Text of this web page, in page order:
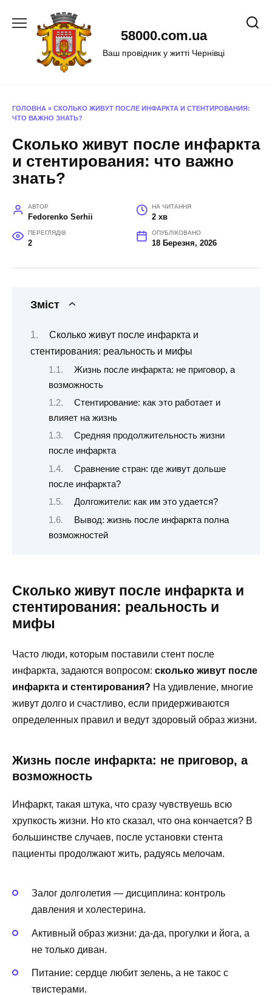
58000.com.ua
Ваш провідник у житті Чернівці
ГОЛОВНА » СКОЛЬКО ЖИВУТ ПОСЛЕ ИНФАРКТА И СТЕНТИРОВАНИЯ:
ЧТО ВАЖНО ЗНАТЬ?
Сколько живут после инфаркта
и стентирования: что важно
знать?
АВТОР
Fedorenko Serhii
НА ЧИТАННЯ
2 хв
ПЕРЕГЛЯДІВ
2
ОПУБЛІКОВАНО
18 Березня, 2026
Зміст
Сколько живут после инфаркта и
стентирования: реальность и мифы
Жизнь после инфаркта: не приговор, а
возможность
Стентирование: как это работает и
влияет на жизнь
Средняя продолжительность жизни
после инфаркта
Сравнение стран: где живут дольше
после инфаркта?
Долгожители: как им это удается?
Вывод: жизнь после инфаркта полна
возможностей
Сколько живут после инфаркта и
стентирования: реальность и
мифы
Часто люди, которым поставили стент после
инфаркта, задаются вопросом: сколько живут после
инфаркта и стентирования? На удивление, многие
живут долго и счастливо, если придерживаются
определенных правил и ведут здоровый образ жизни.
Жизнь после инфаркта: не приговор, а
возможность
Инфаркт, такая штука, что сразу чувствуешь всю
хрупкость жизни. Но кто сказал, что она кончается? В
большинстве случаев, после установки стента
пациенты продолжают жить, радуясь мелочам.
Залог долголетия — дисциплина: контроль
давления и холестерина.
Активный образ жизни: да-да, прогулки и йога, а
не только диван.
Питание: сердце любит зелень, а не такос с
твистерами.